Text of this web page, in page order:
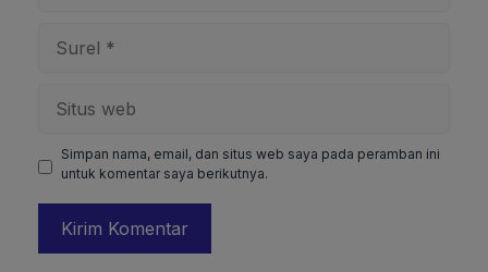
web
Simpan nama, email, dan situs web saya pada peramban ini
untuk komentar saya berikutnya.